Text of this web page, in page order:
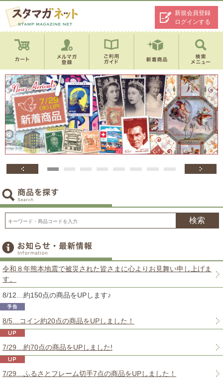
新規会員登録
ログインする
令和８年熊本地震で被災された皆さまに心よりお見舞い申し上げま
す。
8/12…約150点の商品をUPします♪
8/5…コイン約20点の商品をUPしました！
7/29…約70点の商品をUPしました!
7/29…ふるさとフレーム切手7点の商品をUPしました！